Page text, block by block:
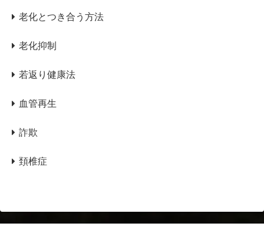
老化とつき合う方法
老化抑制
若返り健康法
血管再生
詐欺
頚椎症